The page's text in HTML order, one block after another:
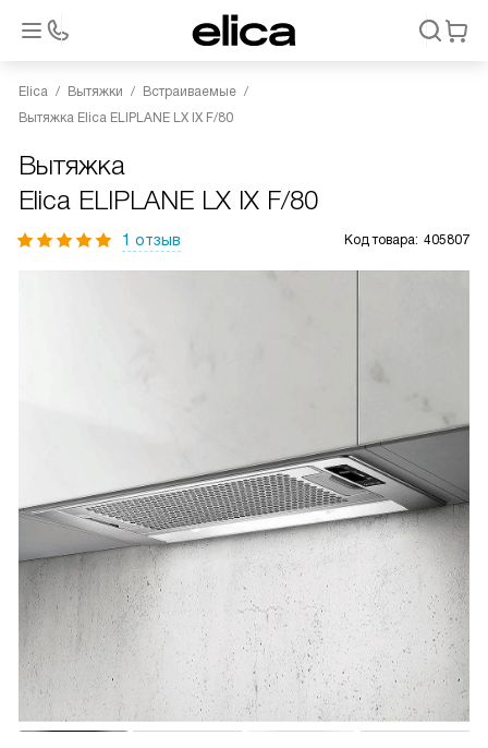
Elica Вытяжки
Встраиваемые
Вытяжка Elica ELIPLANE LX IX F/80
Вытяжка
Elica ELIPLANE LX IX F/80
1 отзыв Код товара: 405807